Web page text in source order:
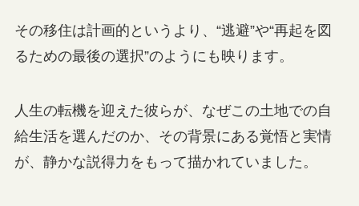
その移住は計画的というより、“逃避”や“再起を図
るための最後の選択”のようにも映ります。
人生の転機を迎えた彼らが、なぜこの土地での自
給生活を選んだのか、その背景にある覚悟と実情
が、静かな説得力をもって描かれていました。